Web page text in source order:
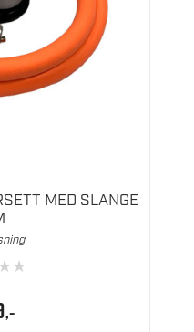
MED SLANGE
★★
,-